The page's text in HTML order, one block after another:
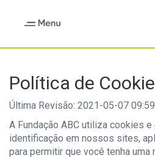
Toggle
Política de
Última Revisão: 2021-05-07 09:59
A Fundação ABC utiliza cookies
identificação em nossos sites,
para permitir que você tenha uma